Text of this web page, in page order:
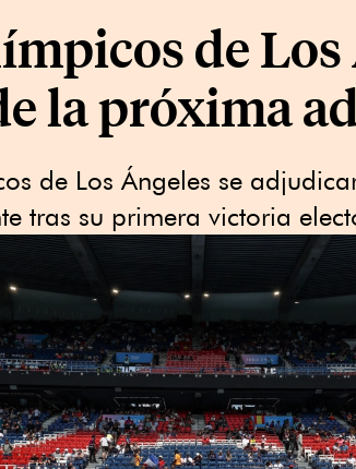
de
la próxima
de Los Ángeles se
tras su primera victoria